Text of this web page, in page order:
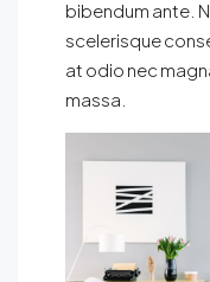
bibendum ante.
scelerisque
at odio nec
massa.